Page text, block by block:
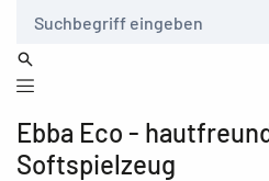
Ebba Eco -
Softspielzeug